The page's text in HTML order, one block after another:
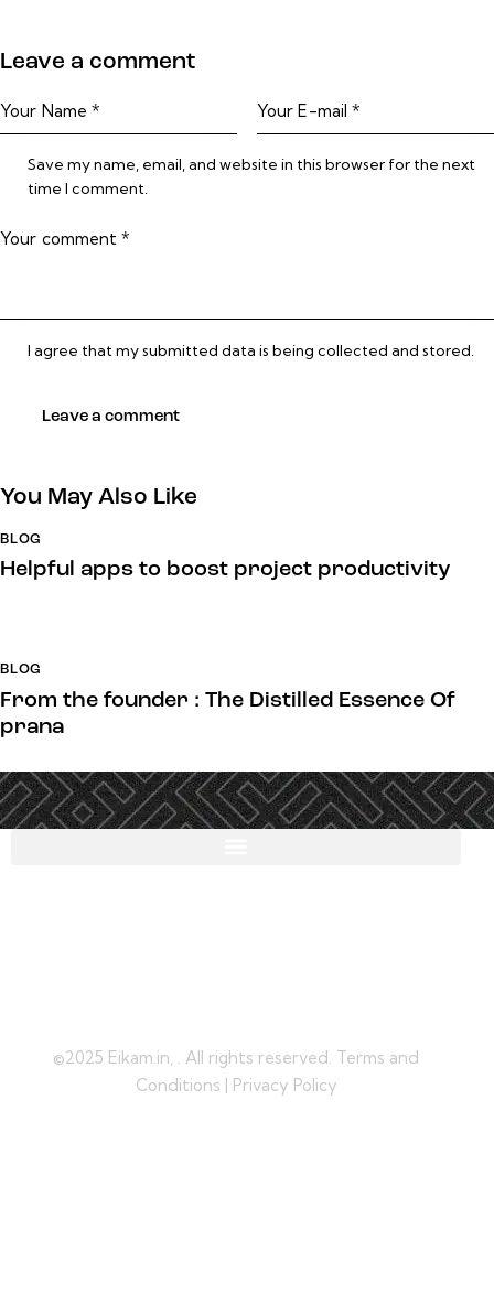
Leave a comment
Save my name, email, and website in this browser for the next
time I comment.
I agree that my submitted data is being collected and stored.
You May Also Like
BLOG
Helpful apps to boost project productivity
BLOG
From the founder : The Distilled Essence Of
prana
©2025 Eikam.in, . All rights reserved. Terms and
Conditions | Privacy Policy